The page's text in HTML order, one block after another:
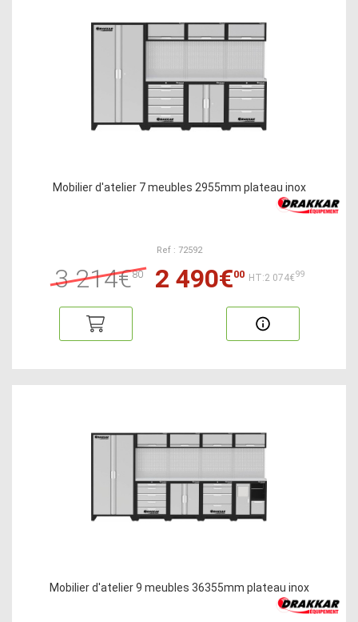
Mobilier d'atelier 7 meubles 2955mm plateau inox
Ref : 72592
3 214€80 2 490€00 HT:2 074€99
Mobilier d'atelier 9 meubles 36355mm plateau inox